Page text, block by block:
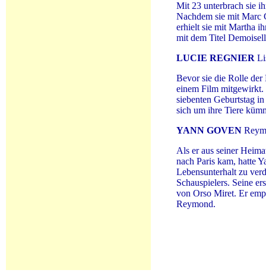
Mit 23 unterbrach sie
Nachdem sie mit Marc
erhielt sie mit Martha
mit dem Titel
LUCIE REGNIER
Bevor sie die Rolle der
einem Film mitgewirkt.
siebenten Geburtstag
sich um ihre Tiere
YANN GOVEN
Als er aus seiner
nach Paris kam, hatte
Lebensunterhalt zu
Schauspielers. Seine
von Orso Miret. Er
Reymond.